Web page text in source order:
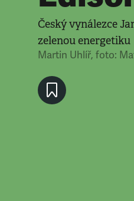
Český vynálezce
zelenou energetiku
Martin Uhlíř, foto: